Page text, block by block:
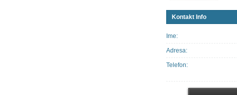
Kontakt Info
Ime:
Adresa:
Telefon: